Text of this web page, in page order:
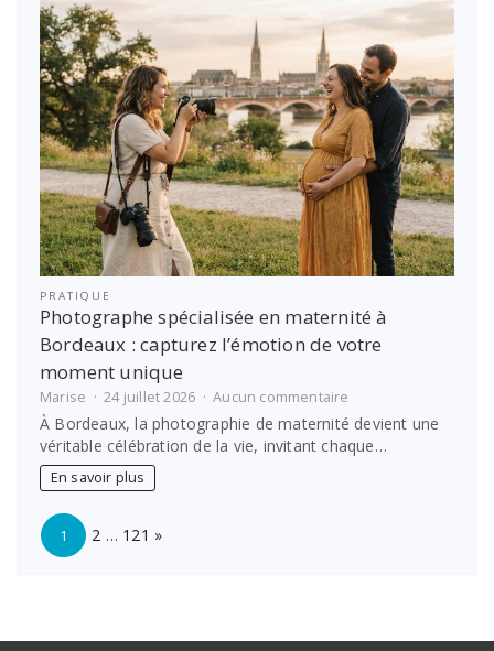
maîtriser
pour
booster
vos
décisions
PRATIQUE
Photographe spécialisée en maternité à
Bordeaux : capturez l’émotion de votre
moment unique
Marise 24 juillet 2026 Aucun commentaire
Photographe
spécialisée
en
unique
À Bordeaux, la photographie de maternité devient une
véritable célébration de la vie, invitant chaque…
En savoir plus
Page:
1 2 … 121 »